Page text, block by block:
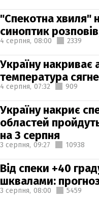
"Спекотна хвиля"
синоптик
4 серпня, 08:00 2339
Україну
температура
4 серпня, 07:32 909
Україну накриє
областей
на 3 серпня
3 серпня, 09:27 10938
Від спеки +40
шквалами:
3 серпня, 08:00 5459